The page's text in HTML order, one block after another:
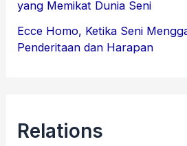
yang Memikat Dunia Seni
Ecce Homo, Ketika Seni
Penderitaan dan Harapan
Relations